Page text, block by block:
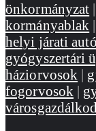
önkormányzat |
kormányablak |
helyi járati
gyógyszertári
háziorvosok |
fogorvosok |